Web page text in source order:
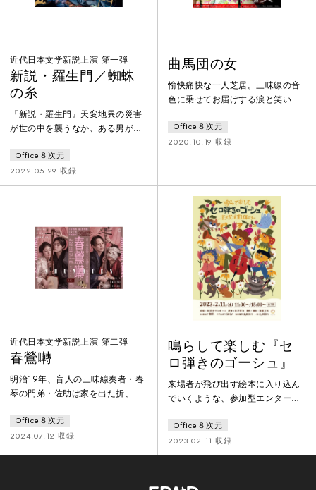
近代日本文学新説上演 第一弾
新説・羅生門／蜘蛛
の糸
『新説・羅生門』天変地異の災害
が世の中を襲うなか、ある男が雨
体から髪を引き抜く老婆と遭遇。
次第に男の姿は平安の時代と現代
を交錯し…人間が犯す罪の根元を
は、一度蜘蛛を助けていたことで
お御釈迦様から救いの手を差し出
され、それにすがるが…。芥川の
名作を音楽とともに軽快にアレン
ジ！ たどり着くのは極楽？それと
Office８次元
2022.05.29 収録
曲馬団の女
愉快痛快な一人芝居。三味線の音
色に乗せてお届けする涙と笑いの
嘘のような本当の話に芝居ながら
の嘘を交えてお届けする演劇版
混乱する東京を舞台にした新作
で、蘭という曲馬団（サーカス
団）出身の女が主人公。最後には
登場人物全員がハッピーになり、
聴き手も幸せな気分になれる物語
である。劇団「柿喰う客」の中屋
敷法仁の演出によ
Office８次元
2020.10.19 収録
近代日本文学新説上演 第二弾
春鶯囀
明治19年、盲人の三味線奏者・春
琴の⾨弟・佐助は家を出た折、烏
くわし春琴の家で飼うことに。若
い鶯は、先住の老鶯から自分の鳴
Office８次元
2024.07.12 収録
鳴らして楽しむ『セ
ロ弾きのゴーシュ』
来場者が飛び出す絵本に入り込ん
でいくような、参加型エンターテ
子向けに、手作り楽器のワークシ
ョップを行い、本編中で演奏され
る音楽に合わせて、 自分だけのオ
Office８次元
2023.02.11 収録